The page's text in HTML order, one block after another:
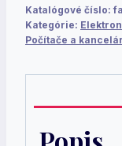
Katalógové číslo:
Kategórie:
Počítače a